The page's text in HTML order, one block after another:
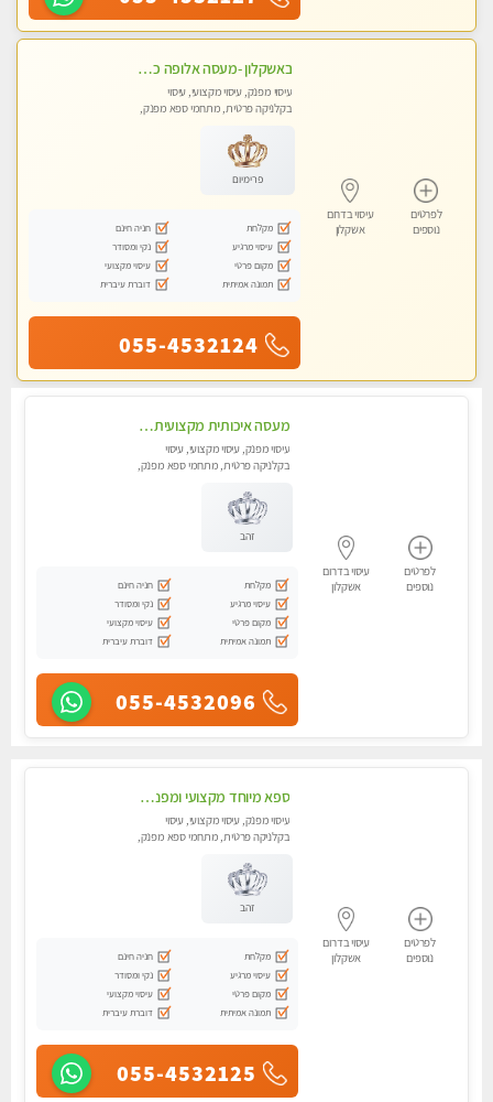
לפרטים
נוספים
עיסוי בדרום
אשקלון
באשקלון -מעסה אלופה כל סוגי העיסויים מעסה מקצועית ואיכותית פרטי!!
עיסוי מפנק, עיסוי מקצועי, עיסוי
בקלניקה פרטית, מתחמי ספא מפנק,
פרימיום
מקלחת
חניה חינם
עיסוי מרגיע
נקי ומסודר
מקום פרטי
עיסוי מקצועי
תמונה אמיתית
דוברת עיברית
055-4532124
לפרטים
נוספים
עיסוי בדרום
אשקלון
מעסה איכותית מקצועית באשדוד .פרטי .מומלץ !!!!
עיסוי מפנק, עיסוי מקצועי, עיסוי
בקלניקה פרטית, מתחמי ספא מפנק,
זהב
מקלחת
חניה חינם
עיסוי מרגיע
נקי ומסודר
מקום פרטי
עיסוי מקצועי
תמונה אמיתית
דוברת עיברית
055-4532096
לפרטים
נוספים
עיסוי בדרום
אשקלון
ספא מיוחד מקצועי ומפנק באשקלון מעסה ...מקצועית ואיכותית -מומלץ מאוד...
עיסוי מפנק, עיסוי מקצועי, עיסוי
בקלניקה פרטית, מתחמי ספא מפנק,
זהב
מקלחת
חניה חינם
עיסוי מרגיע
נקי ומסודר
מקום פרטי
עיסוי מקצועי
תמונה אמיתית
דוברת עיברית
055-4532125